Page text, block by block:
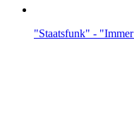
"Staatsfunk" -